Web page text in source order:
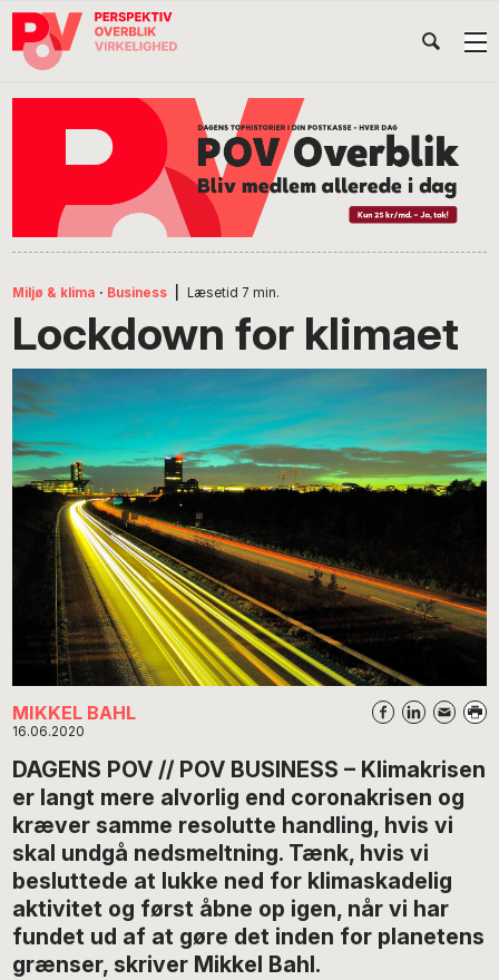
Gå
direkte
Skip
indhold
Gå
direkte
Miljø & klima · Business Læsetid 7 min.
Lockdown for klimaet
MIKKEL BAHL
16.06.2020
DAGENS POV // POV BUSINESS – Klimakrisen
er langt mere alvorlig end coronakrisen og
kræver samme resolutte handling, hvis vi
skal undgå nedsmeltning. Tænk, hvis vi
besluttede at lukke ned for klimaskadelig
aktivitet og først åbne op igen, når vi har
fundet ud af at gøre det inden for planetens
grænser, skriver Mikkel Bahl.